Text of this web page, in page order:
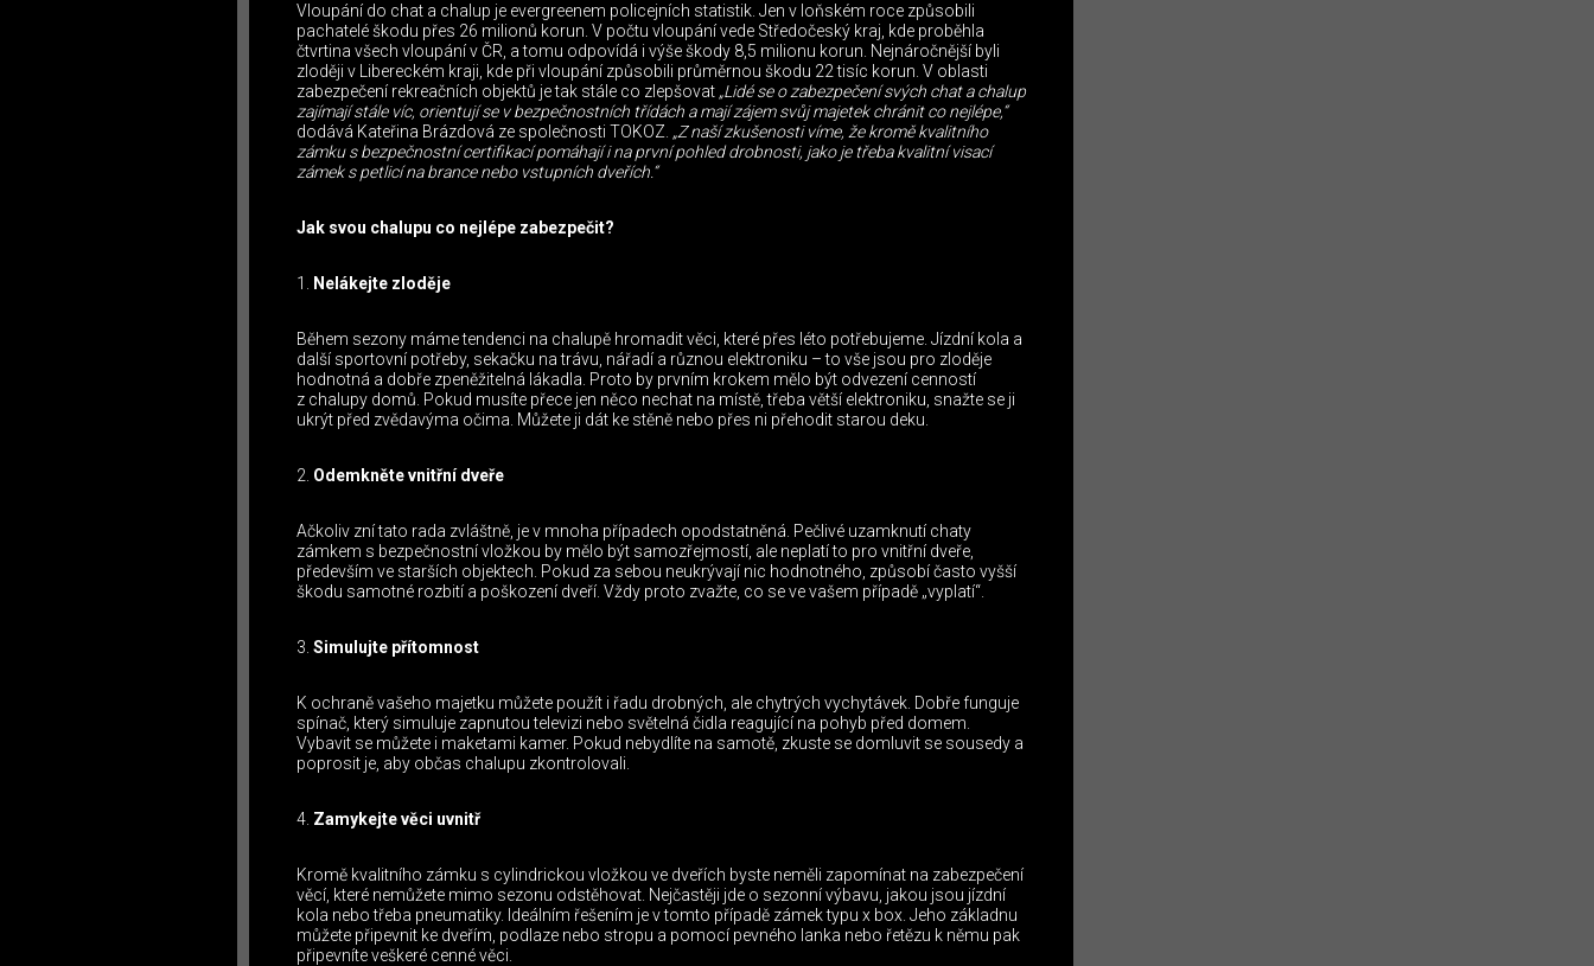
Vloupání do chat a chalup je evergreenem policejních statistik. Jen v loňském roce způsobili
pachatelé škodu přes 26 milionů korun. V počtu vloupání vede Středočeský kraj, kde proběhla
čtvrtina všech vloupání v ČR, a tomu odpovídá i výše škody 8,5 milionu korun. Nejnáročnější byli
zloději v Libereckém kraji, kde při vloupání způsobili průměrnou škodu 22 tisíc korun. V oblasti
zabezpečení rekreačních objektů je tak stále co zlepšovat „Lidé se o zabezpečení svých chat a chalup
zajímají stále víc, orientují se v bezpečnostních třídách a mají zájem svůj majetek chránit co nejlépe,“
dodává Kateřina Brázdová ze společnosti TOKOZ. „Z naší zkušenosti víme, že kromě kvalitního
zámku s bezpečnostní certifikací pomáhají i na první pohled drobnosti, jako je třeba kvalitní visací
zámek s petlicí na brance nebo vstupních dveřích.“
Jak svou chalupu co nejlépe zabezpečit?
Nelákejte zloděje
Během sezony máme tendenci na chalupě hromadit věci, které přes léto potřebujeme. Jízdní kola a
další sportovní potřeby, sekačku na trávu, nářadí a různou elektroniku – to vše jsou pro zloděje
hodnotná a dobře zpeněžitelná lákadla. Proto by prvním krokem mělo být odvezení cenností
z chalupy domů. Pokud musíte přece jen něco nechat na místě, třeba větší elektroniku, snažte se ji
ukrýt před zvědavýma očima. Můžete ji dát ke stěně nebo přes ni přehodit starou deku.
Odemkněte vnitřní dveře
Ačkoliv zní tato rada zvláštně, je v mnoha případech opodstatněná. Pečlivé uzamknutí chaty
zámkem s bezpečnostní vložkou by mělo být samozřejmostí, ale neplatí to pro vnitřní dveře,
především ve starších objektech. Pokud za sebou neukrývají nic hodnotného, způsobí často vyšší
škodu samotné rozbití a poškození dveří. Vždy proto zvažte, co se ve vašem případě „vyplatí“.
Simulujte přítomnost
K ochraně vašeho majetku můžete použít i řadu drobných, ale chytrých vychytávek. Dobře funguje
spínač, který simuluje zapnutou televizi nebo světelná čidla reagující na pohyb před domem.
Vybavit se můžete i maketami kamer. Pokud nebydlíte na samotě, zkuste se domluvit se sousedy a
poprosit je, aby občas chalupu zkontrolovali.
Zamykejte věci uvnitř
Kromě kvalitního zámku s cylindrickou vložkou ve dveřích byste neměli zapomínat na zabezpečení
věcí, které nemůžete mimo sezonu odstěhovat. Nejčastěji jde o sezonní výbavu, jakou jsou jízdní
kola nebo třeba pneumatiky. Ideálním řešením je v tomto případě zámek typu x box. Jeho základnu
můžete připevnit ke dveřím, podlaze nebo stropu a pomocí pevného lanka nebo řetězu k němu pak
připevníte veškeré cenné věci.